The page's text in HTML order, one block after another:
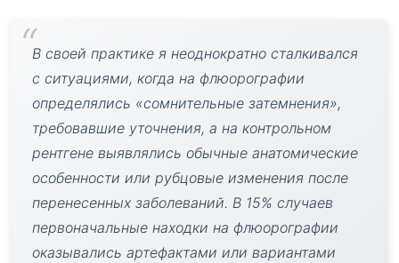
В своей практике я неоднократно сталкивался
с ситуациями, когда на флюорографии
определялись «сомнительные затемнения»,
требовавшие уточнения, а на контрольном
рентгене выявлялись обычные анатомические
особенности или рубцовые изменения после
перенесенных заболеваний. В 15% случаев
первоначальные находки на флюорографии
оказывались артефактами или вариантами